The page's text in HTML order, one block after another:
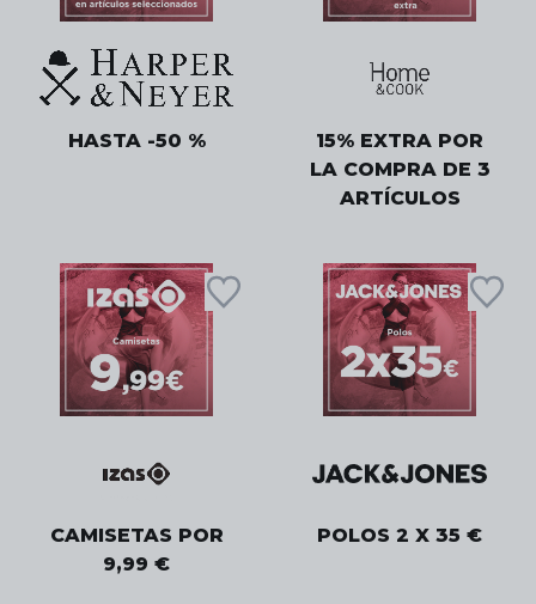
HASTA -50 %
15% EXTRA POR
LA COMPRA DE 3
ARTÍCULOS
CAMISETAS POR
9,99 €
POLOS 2 X 35 €